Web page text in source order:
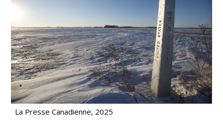
La Presse Canadienne, 2025